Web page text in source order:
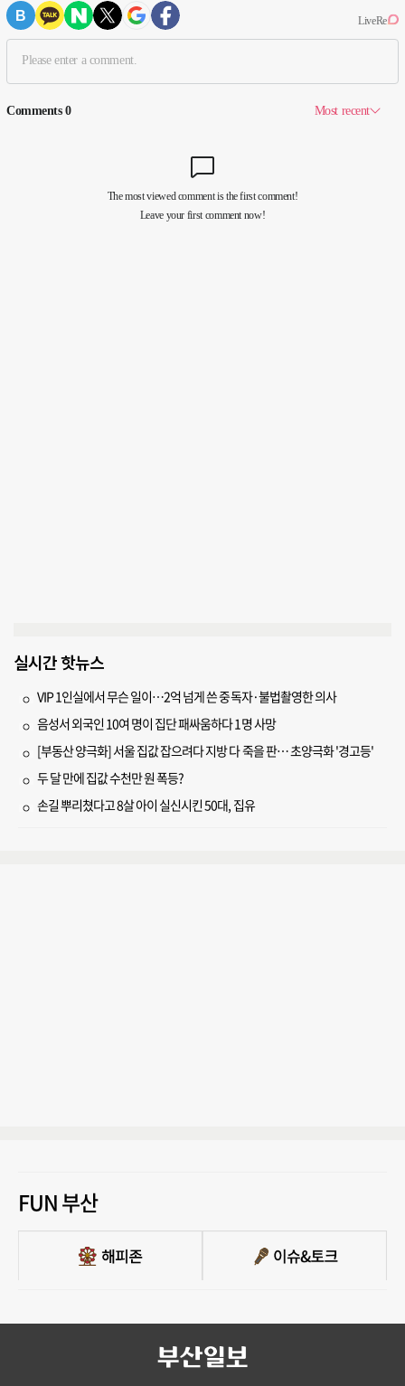
실시간 핫뉴스
VIP 1인실에서 무슨 일이…2억 넘게 쓴 중독자·불법촬영한 의사
음성서 외국인 10여 명이 집단 패싸움하다 1명 사망
[부동산 양극화] 서울 집값 잡으려다 지방 다 죽을 판… 초양극화 '경고등'
두 달 만에 집값 수천만 원 폭등?
손길 뿌리쳤다고 8살 아이 실신시킨 50대, 집유
FUN 부산